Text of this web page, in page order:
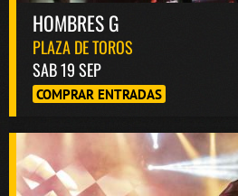
HOMBRES G
PLAZA DE TOROS
SAB 19 SEP
COMPRAR ENTRADAS